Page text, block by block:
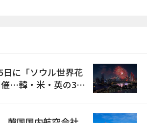
日に「ソウル世界花
…韓・米・英の3カ